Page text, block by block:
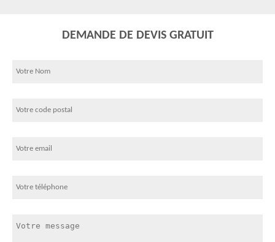
DEMANDE DE DEVIS GRATUIT